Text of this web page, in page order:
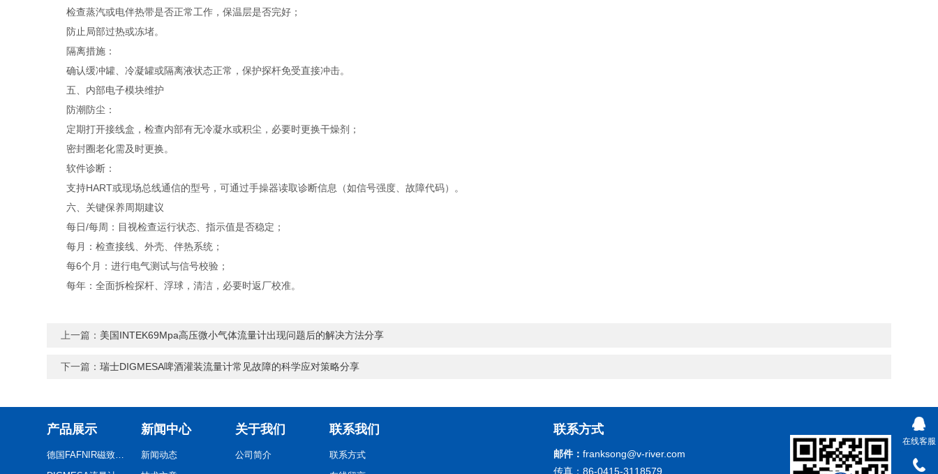
检查蒸汽或电伴热带是否正常工作，保温层是否完好；
防止局部过热或冻堵。
隔离措施：
确认缓冲罐、冷凝罐或隔离液状态正常，保护探杆免受直接冲击。
五、内部电子模块维护
防潮防尘：
定期打开接线盒，检查内部有无冷凝水或积尘，必要时更换干燥剂；
密封圈老化需及时更换。
软件诊断：
支持HART或现场总线通信的型号，可通过手操器读取诊断信息（如信号强度、故障代码）。
六、关键保养周期建议
每日/每周：目视检查运行状态、指示值是否稳定；
每月：检查接线、外壳、伴热系统；
每6个月：进行电气测试与信号校验；
每年：全面拆检探杆、浮球，清洁，必要时返厂校准。
上一篇： 美国INTEK69Mpa高压微小气体流量计出现问题后的解决方法分享
下一篇：瑞士DIGMESA啤酒灌装流量计常见故障的科学应对策略分享
产品展示
德国FAFNIR磁致伸缩液位计
新闻中心
新闻动态
关于我们
公司简介
联系我们
联系方式
联系方式
邮件： franksong@v-river.com
传真：86-0415-3118579
在线客服